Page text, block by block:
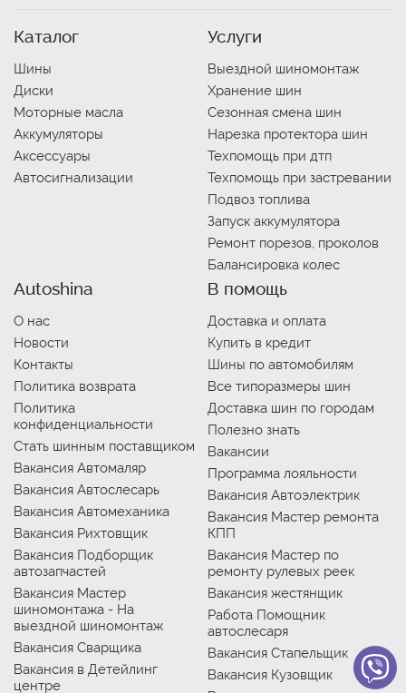
Каталог
Шины
Диски
Моторные масла
Аккумуляторы
Аксессуары
Автосигнализации
Услуги
Выездной шиномонтаж
Хранение шин
Сезонная смена шин
Нарезка протектора шин
Техпомощь при дтп
Техпомощь при застревании
Подвоз топлива
Запуск аккумулятора
Ремонт порезов, проколов
Балансировка колес
Autoshina
О нас
Новости
Контакты
Политика возврата
Политика
конфиденциальности
Стать шинным поставщиком
Вакансия Автомаляр
Вакансия Автослесарь
Вакансия Автомеханика
Вакансия Рихтовщик
Вакансия Подборщик
автозапчастей
Вакансия Мастер
шиномонтажа - На
выездной шиномонтаж
Вакансия Сварщика
Вакансия в Детейлинг
центре
В помощь
Доставка и оплата
Купить в кредит
Шины по автомобилям
Все типоразмеры шин
Доставка шин по городам
Полезно знать
Вакансии
Программа лояльности
Вакансия Автоэлектрик
Вакансия Мастер ремонта
КПП
Вакансия Мастер по
ремонту рулевых реек
Вакансия жестянщик
Работа Помощник
автослесаря
Вакансия Стапельщик
Вакансия Кузовщик